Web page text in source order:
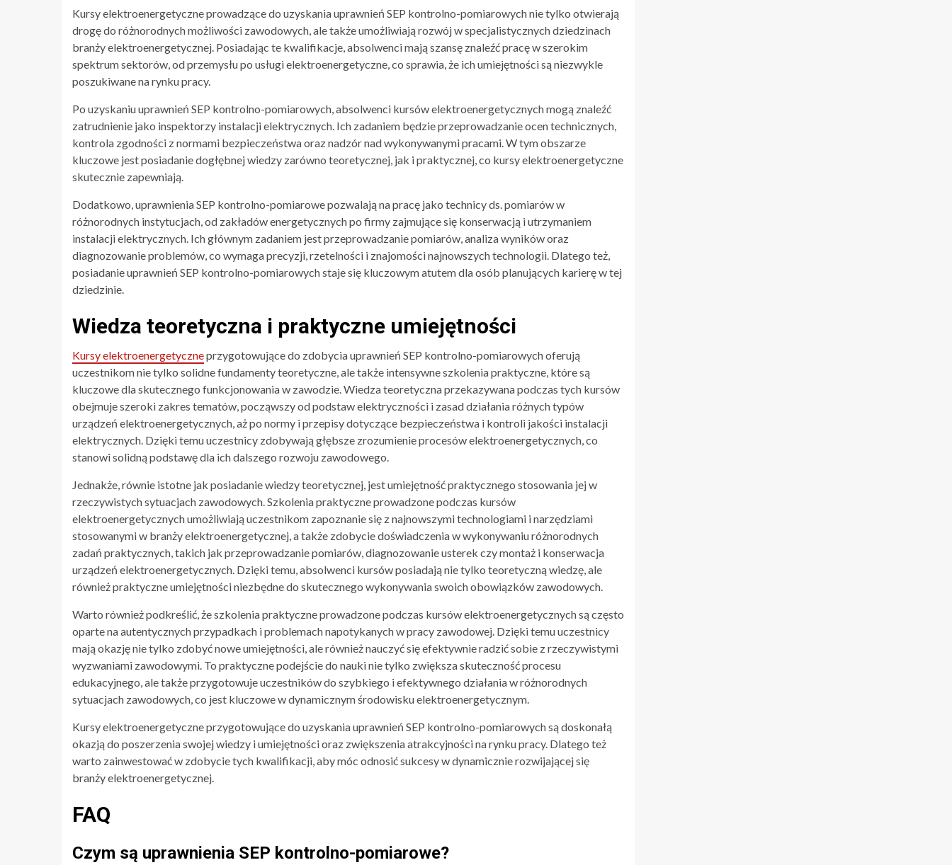
Kursy elektroenergetyczne prowadzące do uzyskania uprawnień SEP kontrolno-pomiarowych nie tylko otwierają
drogę do różnorodnych możliwości zawodowych, ale także umożliwiają rozwój w specjalistycznych dziedzinach
branży elektroenergetycznej. Posiadając te kwalifikacje, absolwenci mają szansę znaleźć pracę w szerokim
spektrum sektorów, od przemysłu po usługi elektroenergetyczne, co sprawia, że ich umiejętności są niezwykle
poszukiwane na rynku pracy.
Po uzyskaniu uprawnień SEP kontrolno-pomiarowych, absolwenci kursów elektroenergetycznych mogą znaleźć
zatrudnienie jako inspektorzy instalacji elektrycznych. Ich zadaniem będzie przeprowadzanie ocen technicznych,
kontrola zgodności z normami bezpieczeństwa oraz nadzór nad wykonywanymi pracami. W tym obszarze
kluczowe jest posiadanie dogłębnej wiedzy zarówno teoretycznej, jak i praktycznej, co kursy elektroenergetyczne
skutecznie zapewniają.
Dodatkowo, uprawnienia SEP kontrolno-pomiarowe pozwalają na pracę jako technicy ds. pomiarów w
różnorodnych instytucjach, od zakładów energetycznych po firmy zajmujące się konserwacją i utrzymaniem
instalacji elektrycznych. Ich głównym zadaniem jest przeprowadzanie pomiarów, analiza wyników oraz
diagnozowanie problemów, co wymaga precyzji, rzetelności i znajomości najnowszych technologii. Dlatego też,
posiadanie uprawnień SEP kontrolno-pomiarowych staje się kluczowym atutem dla osób planujących karierę w tej
dziedzinie.
Wiedza teoretyczna i praktyczne umiejętności
Kursy elektroenergetyczneprzygotowujące do zdobycia uprawnień SEP kontrolno-pomiarowych oferują
uczestnikom nie tylko solidne fundamenty teoretyczne, ale także intensywne szkolenia praktyczne, które są
kluczowe dla skutecznego funkcjonowania w zawodzie. Wiedza teoretyczna przekazywana podczas tych kursów
obejmuje szeroki zakres tematów, począwszy od podstaw elektryczności i zasad działania różnych typów
urządzeń elektroenergetycznych, aż po normy i przepisy dotyczące bezpieczeństwa i kontroli jakości instalacji
elektrycznych. Dzięki temu uczestnicy zdobywają głębsze zrozumienie procesów elektroenergetycznych, co
stanowi solidną podstawę dla ich dalszego rozwoju zawodowego.
Jednakże, równie istotne jak posiadanie wiedzy teoretycznej, jest umiejętność praktycznego stosowania jej w
rzeczywistych sytuacjach zawodowych. Szkolenia praktyczne prowadzone podczas kursów
elektroenergetycznych umożliwiają uczestnikom zapoznanie się z najnowszymi technologiami i narzędziami
stosowanymi w branży elektroenergetycznej, a także zdobycie doświadczenia w wykonywaniu różnorodnych
zadań praktycznych, takich jak przeprowadzanie pomiarów, diagnozowanie usterek czy montaż i konserwacja
urządzeń elektroenergetycznych. Dzięki temu, absolwenci kursów posiadają nie tylko teoretyczną wiedzę, ale
również praktyczne umiejętności niezbędne do skutecznego wykonywania swoich obowiązków zawodowych.
Warto również podkreślić, że szkolenia praktyczne prowadzone podczas kursów elektroenergetycznych są często
oparte na autentycznych przypadkach i problemach napotykanych w pracy zawodowej. Dzięki temu uczestnicy
mają okazję nie tylko zdobyć nowe umiejętności, ale również nauczyć się efektywnie radzić sobie z rzeczywistymi
wyzwaniami zawodowymi. To praktyczne podejście do nauki nie tylko zwiększa skuteczność procesu
edukacyjnego, ale także przygotowuje uczestników do szybkiego i efektywnego działania w różnorodnych
sytuacjach zawodowych, co jest kluczowe w dynamicznym środowisku elektroenergetycznym.
Kursy elektroenergetyczne przygotowujące do uzyskania uprawnień SEP kontrolno-pomiarowych są doskonałą
okazją do poszerzenia swojej wiedzy i umiejętności oraz zwiększenia atrakcyjności na rynku pracy. Dlatego też
warto zainwestować w zdobycie tych kwalifikacji, aby móc odnosić sukcesy w dynamicznie rozwijającej się
branży elektroenergetycznej.
FAQ
Czym są uprawnienia SEP kontrolno-pomiarowe?